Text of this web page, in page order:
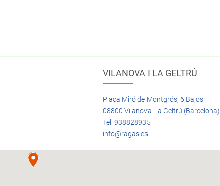
VILANOVA I LA GELTRÚ
Plaça Miró de Montgrós, 6 Bajos
08800 Vilanova i la Geltrú (Barcelona)
Tel: 938828935
info@ragas.es